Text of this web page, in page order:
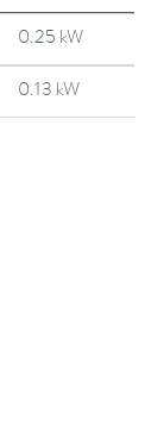
0.25 kW
0.13 kW